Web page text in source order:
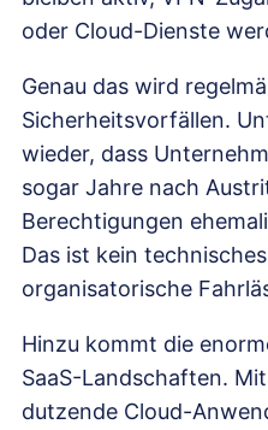
oder Cloud-Dienste
Genau das wird
Sicherheitsvorfällen.
wieder, dass
sogar Jahre nach
Berechtigungen
Das ist kein
organisatorische
Hinzu kommt die
SaaS-Landschaften.
dutzende Cloud-